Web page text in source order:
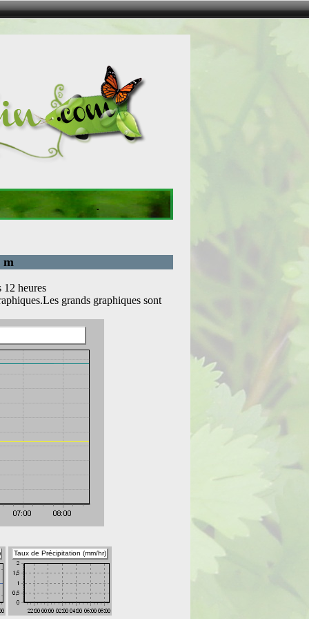
m
12 heures
grands graphiques sont
Taux de Précipitation (mm/hr)